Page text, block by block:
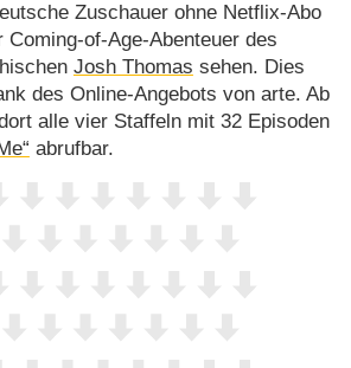
Zuschauer ohne Netflix-Abo
Coming-of-Age-Abenteuer des
Josh Thomas sehen. Dies
des Online-Angebots von arte. Ab
alle vier Staffeln mit 32 Episoden
abrufbar.